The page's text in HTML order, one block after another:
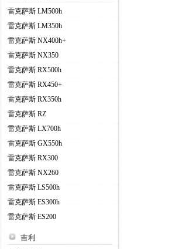
雷克萨斯 LM500h
雷克萨斯 LM350h
雷克萨斯 NX400h+
雷克萨斯 NX350
雷克萨斯 RX500h
雷克萨斯 RX450+
雷克萨斯 RX350h
雷克萨斯 RZ
雷克萨斯 LX700h
雷克萨斯 GX550h
雷克萨斯 RX300
雷克萨斯 NX260
雷克萨斯 LS500h
雷克萨斯 ES300h
雷克萨斯 ES200
吉利